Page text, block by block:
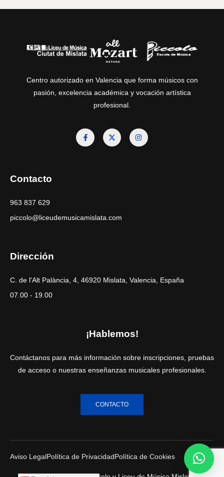
Centro autorizado en Valencia que forma músicos con
pasión, excelencia académica y vocación artística
profesional.
Contacto
963 837 629
piccolo@liceudemusicamislata.com
Dirección
C. de l'Alt Palància, 4, 46920 Mislata, Valencia, España
07.00 - 19.00
¡Hablemos!
Contáctanos para más información sobre inscripciones, pruebas
de acceso o nuestras enseñanzas musicales profesionales.
CONTACTO
Aviso LegalPolítica de PrivacidadPolítica de Cookies